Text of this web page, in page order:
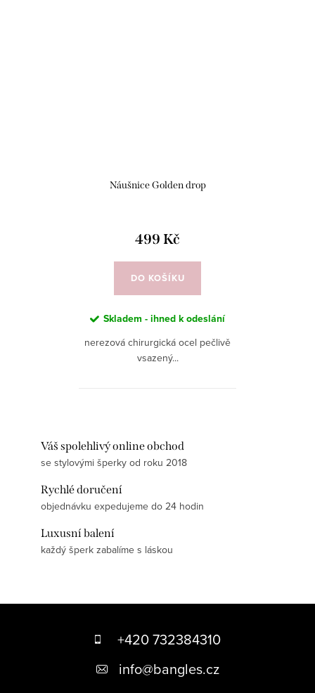
Náušnice Golden drop
499 Kč
DO KOŠÍKU
Skladem - ihned k odeslání
nerezová chirurgická ocel pečlivě
vsazený...
Váš spolehlivý online obchod
se stylovými šperky od roku 2018
Rychlé doručení
objednávku expedujeme do 24 hodin
Luxusní balení
každý šperk zabalíme s láskou
+420 732384310
info@bangles.cz